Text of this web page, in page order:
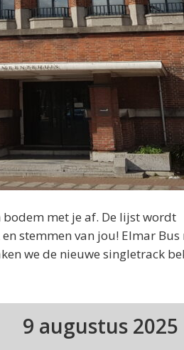
met je af. De lijst wordt
stemmen van jou! Elmar Bus
we de nieuwe singletrack
9 augustus 2025